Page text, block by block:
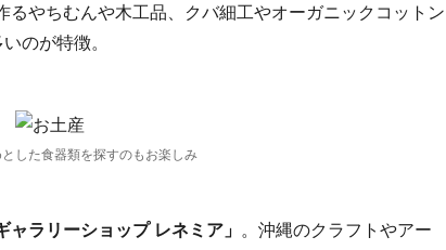
るやちむんや木工品、クバ細工やオーガニックコットン
のが特徴。
した食器類を探すのもお楽しみ
ャラリーショップ レネミア」 。沖縄のクラフトやアー